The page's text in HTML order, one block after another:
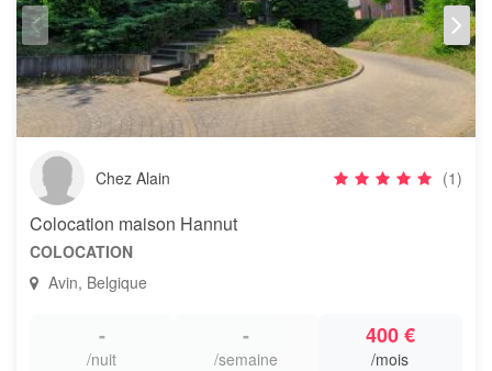
Chez Alain (1)
Colocation maison Hannut
COLOCATION
Avin, Belgique
-
/nuit
-
/semaine
400 €
/mois